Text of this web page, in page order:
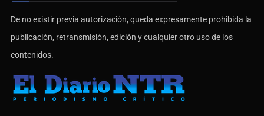
De no existir previa autorización, queda expresamente prohibida la
publicación, retransmisión, edición y cualquier otro uso de los
contenidos.